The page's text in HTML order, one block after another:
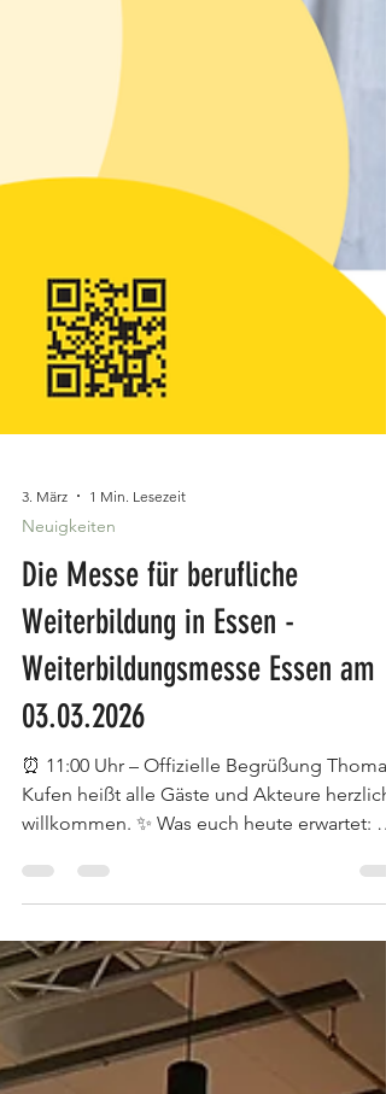
3. März 1 Min. Lesezeit
Neuigkeiten
Die Messe für berufliche
Weiterbildung in Essen -
Weiterbildungsmesse Essen am
03.03.2026
Kufen heißt alle Gäste und Akteure herzlich
willkommen. ✨ Was euch heute erwartet: 🎯
Spannende Mitmachaktionen an vielen
Messeständen 🤝 Persönliche Gespräche mit
Bildungsanbietern 💬 Unsere starken
Messepartner:Agentur für Arbeit Essen &
JobCente